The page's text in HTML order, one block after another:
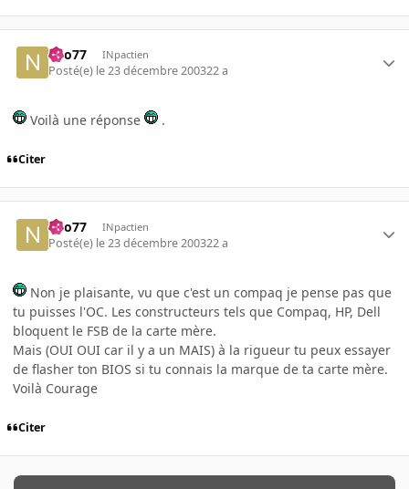
neo77 INpactien
Posté(e) le 23 décembre 200322 a
Voilà une réponse .
Citer
neo77 INpactien
Posté(e) le 23 décembre 200322 a
Non je plaisante, vu que c'est un compaq je pense pas que
tu puisses l'OC. Les constructeurs tels que Compaq, HP, Dell
bloquent le FSB de la carte mère.
Mais (OUI OUI car il y a un MAIS) à la rigueur tu peux essayer
de flasher ton BIOS si tu connais la marque de ta carte mère.
Voilà Courage
Citer